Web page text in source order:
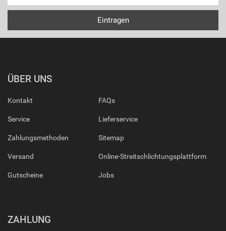
ÜBER UNS
Kontakt
Service
Zahlungsmethoden
Versand
Gutscheine
FAQs
Lieferservice
Sitemap
Online-Streitschlichtungsplattform
Jobs
ZAHLUNG